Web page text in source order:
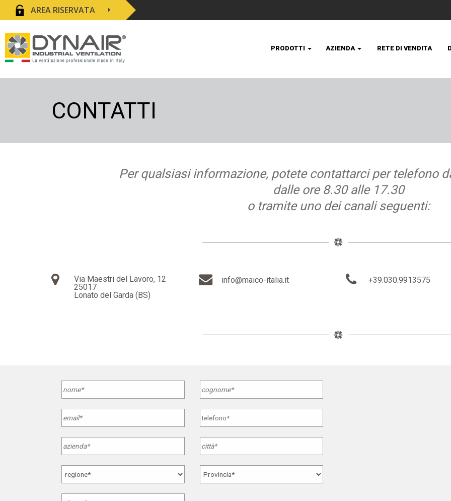
AREA RISERVATA
PRODOTTI AZIENDA RETE DI VENDITA
CONTATTI
Per qualsiasi informazione, potete contattarci per telefono
dalle ore 8.30 alle 17.30
o tramite uno dei canali seguenti:
Via Maestri del Lavoro, 12
25017
Lonato del Garda (BS)
info@maico-italia.it +39.030.9913575